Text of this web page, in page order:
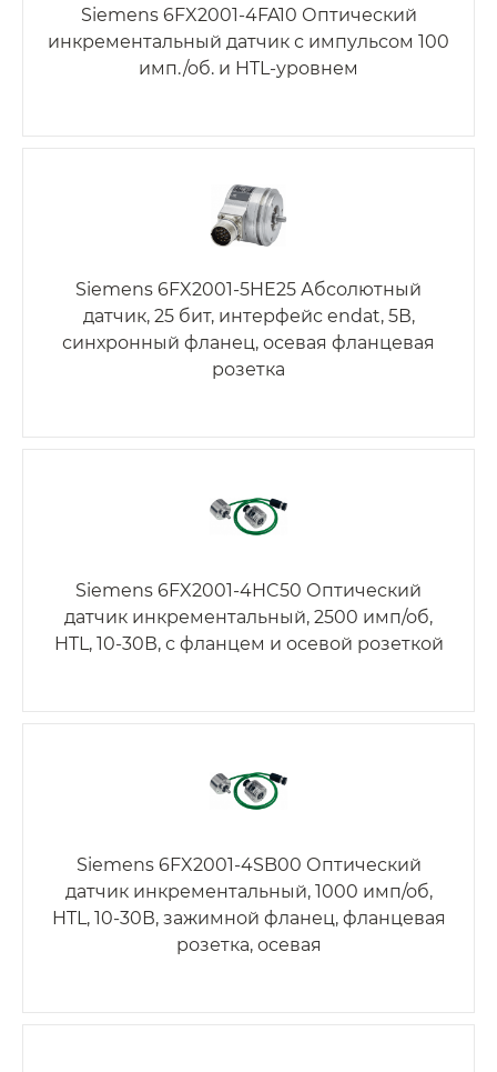
Siemens 6FX2001-4FA10 Оптический
инкрементальный датчик с импульсом 100
имп./об. и HTL-уровнем
Siemens 6FX2001-5HE25 Абсолютный
датчик, 25 бит, интерфейс endat, 5В,
синхронный фланец, осевая фланцевая
розетка
Siemens 6FX2001-4HC50 Оптический
датчик инкрементальный, 2500 имп/об,
HTL, 10-30В, с фланцем и осевой розеткой
Siemens 6FX2001-4SB00 Оптический
датчик инкрементальный, 1000 имп/об,
HTL, 10-30В, зажимной фланец, фланцевая
розетка, осевая